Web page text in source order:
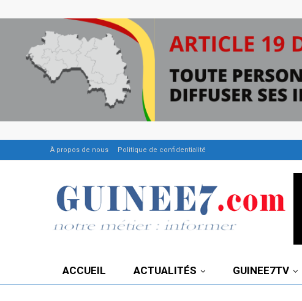
À propos de nous Politique de confidentialité
ACCUEIL ACTUALITÉS GUINEE7TV